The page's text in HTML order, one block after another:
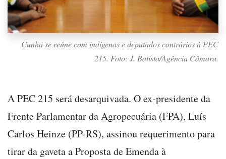
Cunha se reúne com indígenas e deputados contrários à PEC
215. Foto: J. Batista/Agência Câmara.
A PEC 215 será desarquivada. O ex-presidente da
Frente Parlamentar da Agropecuária (FPA), Luís
Carlos Heinze (PP-RS), assinou requerimento para
tirar da gaveta a Proposta de Emenda à